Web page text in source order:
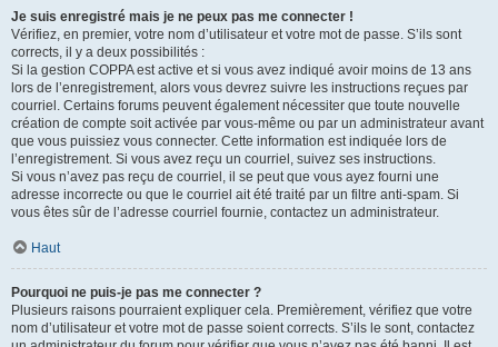
Je suis enregistré mais je ne peux pas me connecter !
Vérifiez, en premier, votre nom d’utilisateur et votre mot de passe. S’ils sont
corrects, il y a deux possibilités :
Si la gestion COPPA est active et si vous avez indiqué avoir moins de 13 ans
lors de l’enregistrement, alors vous devrez suivre les instructions reçues par
courriel. Certains forums peuvent également nécessiter que toute nouvelle
création de compte soit activée par vous-même ou par un administrateur avant
que vous puissiez vous connecter. Cette information est indiquée lors de
l’enregistrement. Si vous avez reçu un courriel, suivez ses instructions.
Si vous n’avez pas reçu de courriel, il se peut que vous ayez fourni une
adresse incorrecte ou que le courriel ait été traité par un filtre anti-spam. Si
vous êtes sûr de l’adresse courriel fournie, contactez un administrateur.
Haut
Pourquoi ne puis-je pas me connecter ?
Plusieurs raisons pourraient expliquer cela. Premièrement, vérifiez que votre
nom d’utilisateur et votre mot de passe soient corrects. S’ils le sont, contactez